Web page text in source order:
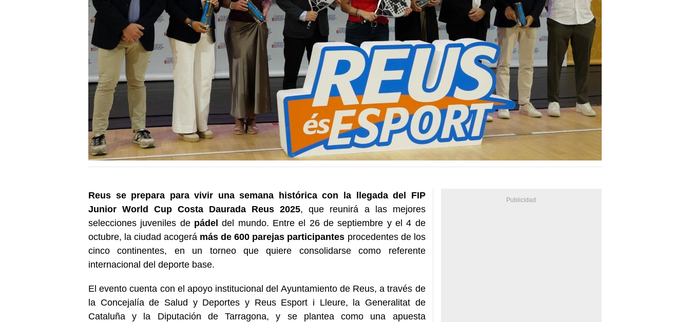
Reus se prepara para vivir una semana histórica con la llegada del FIP
Junior World Cup Costa Daurada Reus 2025, que reunirá a las mejores
selecciones juveniles de pádel del mundo. Entre el 26 de septiembre y el 4 de
octubre, la ciudad acogerá más de 600 parejas participantes procedentes de los
cinco continentes, en un torneo que quiere consolidarse como referente
internacional del deporte base.
El evento cuenta con el apoyo institucional del Ayuntamiento de Reus, a través de
la Concejalía de Salud y Deportes y Reus Esport i Lleure, la Generalitat de
Cataluña y la Diputación de Tarragona, y se plantea como una apuesta